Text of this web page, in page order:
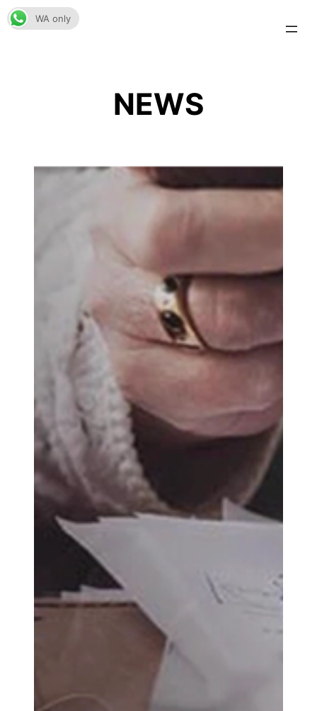
Skip
to
NEWS
WA only